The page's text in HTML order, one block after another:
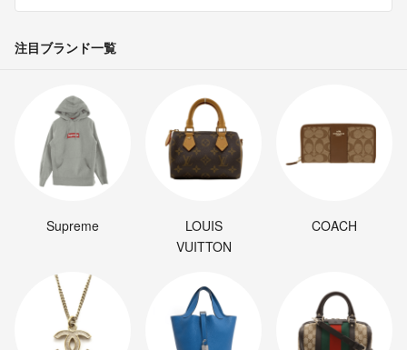
注目ブランド一覧
Supreme
LOUIS
VUITTON
COACH